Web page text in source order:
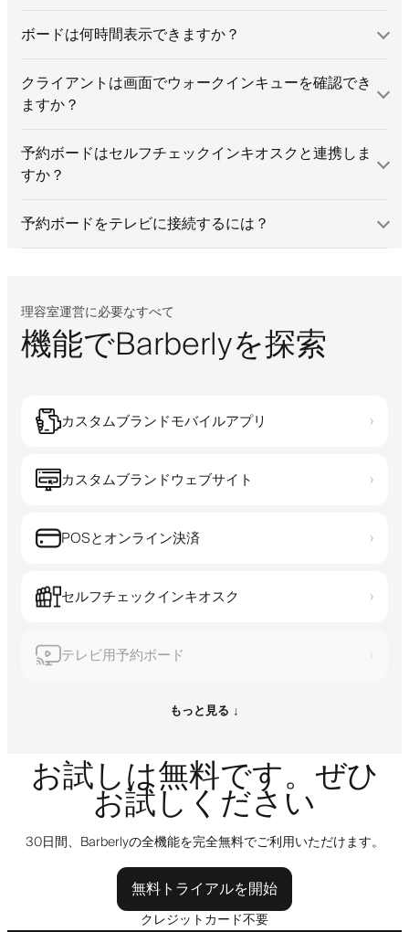
ボードは何時間表示できますか？
クライアントは画面でウォークインキューを確認でき
ますか？
予約ボードはセルフチェックインキオスクと連携しま
すか？
予約ボードをテレビに接続するには？
理容室運営に必要なすべて
機能でBarberlyを探索
カスタムブランドモバイルアプリ ›
カスタムブランドウェブサイト ›
POSとオンライン決済 ›
セルフチェックインキオスク ›
テレビ用予約ボード ›
もっと見る ↓
お試しは無料です。ぜひ
お試しください
30日間、Barberlyの全機能を完全無料でご利用いただけます。
無料トライアルを開始
クレジットカード不要